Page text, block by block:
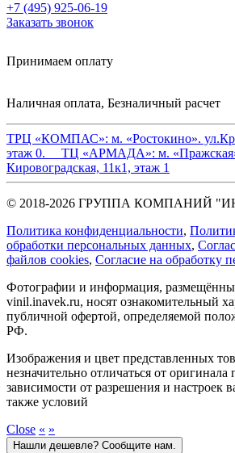
+7 (495) 925-06-19
Заказать звонок
Принимаем оплату
Наличная оплата, Безналичный расчет
ТРЦ «КОМПАС»: м. «Ростокино».
этаж 0. ТЦ «АРМАДА»: м.
Кировоградская, 11к1, этаж 1
© 2018-2026 ГРУППА КОМПАНИЙ
Политика конфиденциальности,
обработки персональных данных,
файлов cookies, Согласие на обработку
Фотографии и информация,
vinil.inavek.ru, носят ознакомительный
публичной офертой, определяемой
РФ.
Изображения и цвет представленных
незначительно отличаться от
зависимости от разрешения и настроек
также условий
Close « »
Нашли дешевле? Сообщите нам.